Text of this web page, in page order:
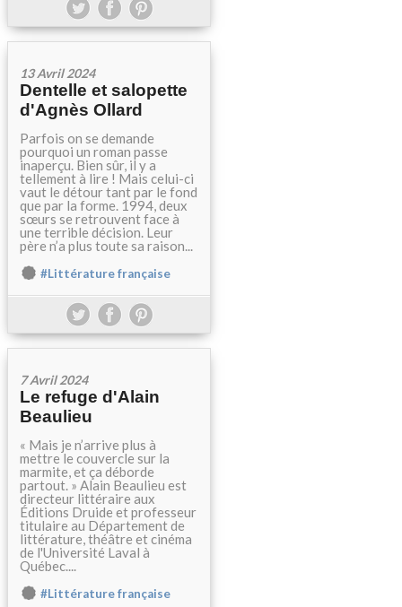
13 Avril 2024
Dentelle et salopette
d'Agnès Ollard
Parfois on se demande
pourquoi un roman passe
inaperçu. Bien sûr, il y a
tellement à lire ! Mais celui-ci
vaut le détour tant par le fond
que par la forme. 1994, deux
sœurs se retrouvent face à
une terrible décision. Leur
père n’a plus toute sa raison...
#Littérature française
7 Avril 2024
Le refuge d'Alain
Beaulieu
« Mais je n’arrive plus à
mettre le couvercle sur la
marmite, et ça déborde
partout. » Alain Beaulieu est
directeur littéraire aux
Éditions Druide et professeur
titulaire au Département de
littérature, théâtre et cinéma
de l'Université Laval à
Québec....
#Littérature française